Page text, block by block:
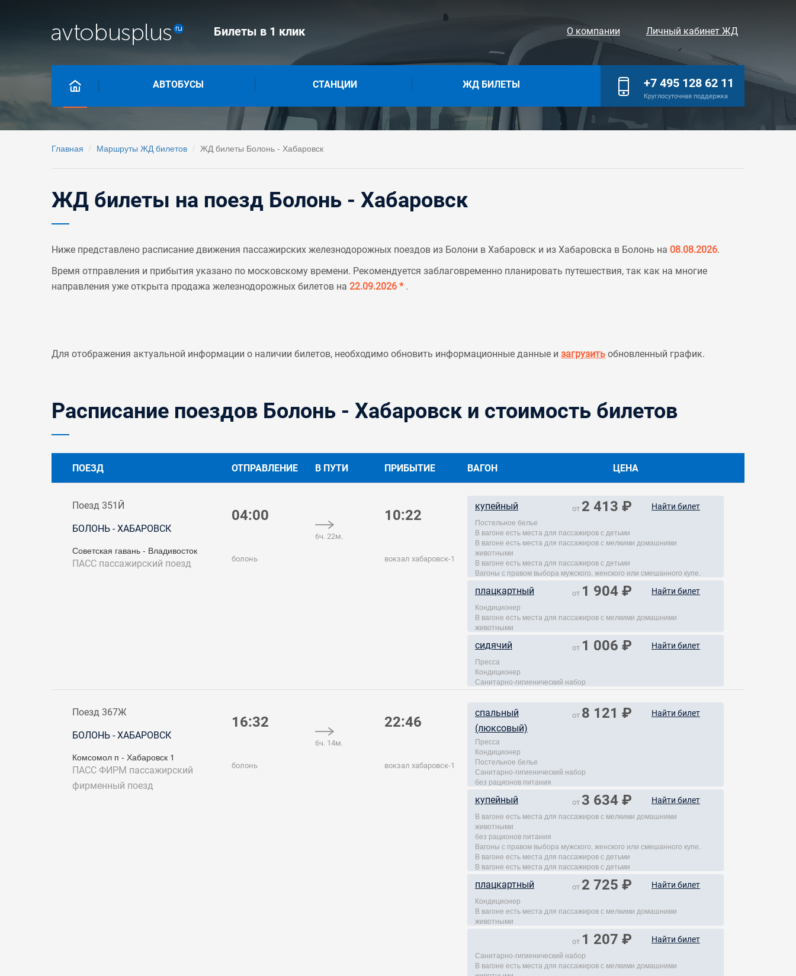
Билеты в 1 клик О компании Личный кабинет ЖД
АВТОБУСЫ СТАНЦИИ ЖД БИЛЕТЫ +7 495 128 62 11
Круглосуточная поддержка
Главная Маршруты ЖД билетов ЖД билеты Болонь - Хабаровск
ЖД билеты на поезд Болонь - Хабаровск
Ниже представлено расписание движения пассажирских железнодорожных поездов из Болони в Хабаровск и из Хабаровска в Болонь на 08.08.2026.
Время отправления и прибытия указано по московскому времени. Рекомендуется заблаговременно планировать путешествия, так как на многие
направления уже открыта продажа железнодорожных билетов на 22.09.2026 * .
Для отображения актуальной информации о наличии билетов, необходимо обновить информационные данные и загрузить обновленный график.
Расписание поездов Болонь - Хабаровск и стоимость билетов
ПОЕЗД ОТПРАВЛЕНИЕ В ПУТИ ПРИБЫТИЕ ВАГОН ЦЕНА
Поезд 351Й
БОЛОНЬ - ХАБАРОВСК
Советская гавань - Владивосток
ПАСС пассажирский поезд
04:00
болонь
6ч. 22м.
10:22
вокзал хабаровск-1
купейный от 2 413 ₽ Найти билет
Постельное белье
В вагоне есть места для пассажиров с детьми
В вагоне есть места для пассажиров с мелкими домашними
животными
В вагоне есть места для пассажиров с детьми
Вагоны с правом выбора мужского, женского или смешанного купе.
плацкартный от 1 904 ₽ Найти билет
Кондиционер
В вагоне есть места для пассажиров с мелкими домашними
животными
сидячий от 1 006 ₽ Найти билет
Пресса
Кондиционер
Санитарно-гигиенический набор
Поезд 367Ж
БОЛОНЬ - ХАБАРОВСК
Комсомол п - Хабаровск 1
ПАСС ФИРМ пассажирский
фирменный поезд
16:32
болонь
6ч. 14м.
22:46
вокзал хабаровск-1
спальный
(люксовый)
от 8 121 ₽ Найти билет
Пресса
Кондиционер
Постельное белье
Санитарно-гигиенический набор
без рационов питания
купейный от3 634 ₽ Найти билет
В вагоне есть места для пассажиров с мелкими домашними
животными
без рационов питания
Вагоны с правом выбора мужского, женского или смешанного купе.
В вагоне есть места для пассажиров с детьми
В вагоне есть места для пассажиров с детьми
плацкартный от 2 725 ₽ Найти билет
Кондиционер
В вагоне есть места для пассажиров с мелкими домашними
животными
от 1 207 ₽ Найти билет
Санитарно-гигиенический набор
В вагоне есть места для пассажиров с мелкими домашними